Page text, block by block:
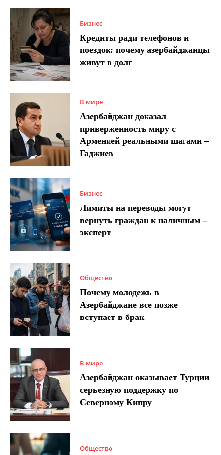
Бизнес
Кредиты ради телефонов и
поездок: почему азербайджанцы
живут в долг
В мире
Азербайджан доказал
приверженность миру с
Арменией реальными шагами –
Гаджиев
Бизнес
Лимиты на переводы могут
вернуть граждан к наличным –
эксперт
Общество
Почему молодежь в
Азербайджане все позже
вступает в брак
В мире
Азербайджан оказывает Турции
серьезную поддержку по
Северному Кипру
Общество